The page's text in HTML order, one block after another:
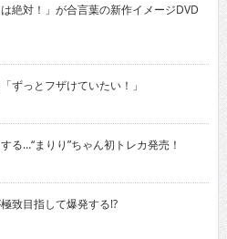
絶対！」が合言葉の新作イメージDVD
っとフザけていたい！」
…“まりり”ちゃん初トレカ発売！
致目指して爆発する!?